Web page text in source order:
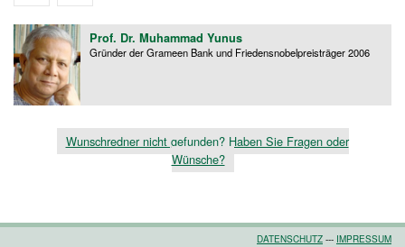
Prof. Dr. Muhammad Yunus
Gründer der Grameen Bank und Friedensnobelpreisträger 2006
Wunschredner nicht gefunden? Haben Sie Fragen oder
Wünsche?
DATENSCHUTZ --- IMPRESSUM